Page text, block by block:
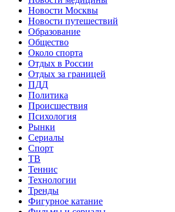
Новости Москвы
Новости путешествий
Образование
Общество
Около спорта
Отдых в России
Отдых за границей
ПДД
Политика
Происшествия
Психология
Рынки
Сериалы
Спорт
ТВ
Теннис
Технологии
Тренды
Фигурное катание